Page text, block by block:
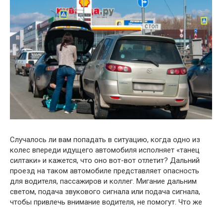
Случалось ли вам попадать в ситуацию, когда одно из
колес впереди идущего автомобиля исполняет «танец
силтаки» и кажется, что оно вот-вот отлетит? Дальний
проезд на таком автомобиле представляет опасность
для водителя, пассажиров и коллег. Мигание дальним
светом, подача звукового сигнала или подача сигнала,
чтобы привлечь внимание водителя, не помогут. Что же